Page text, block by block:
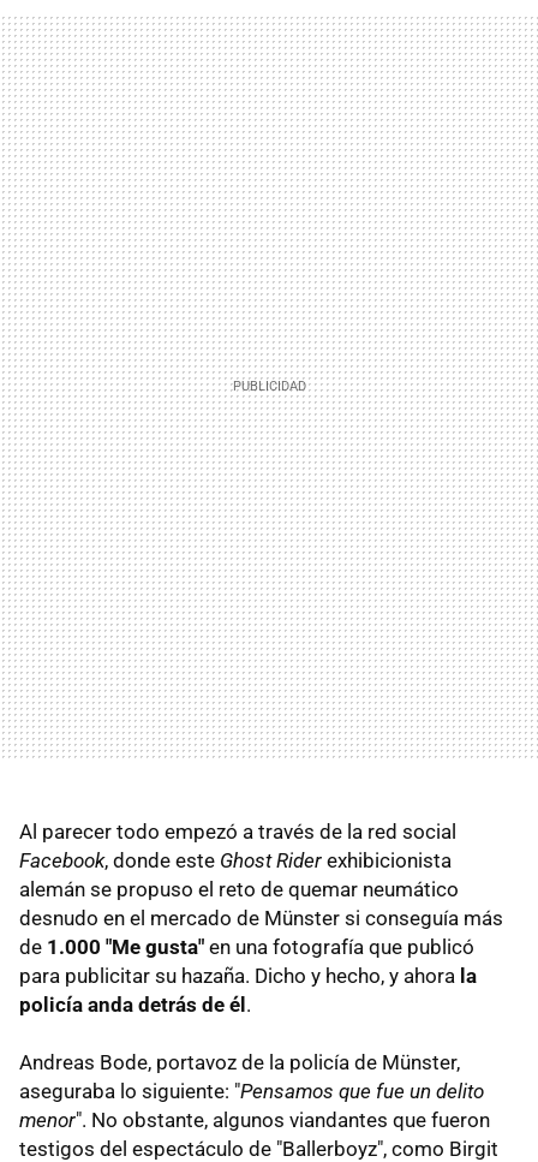
Al parecer todo empezó a través de la red social
Facebook, donde este Ghost Rider exhibicionista
alemán se propuso el reto de quemar neumático
desnudo en el mercado de Münster si conseguía más
de 1.000 "Me gusta" en una fotografía que publicó
para publicitar su hazaña. Dicho y hecho, y ahora la
policía anda detrás de él.
Andreas Bode, portavoz de la policía de Münster,
aseguraba lo siguiente: "Pensamos que fue un delito
menor". No obstante, algunos viandantes que fueron
testigos del espectáculo de "Ballerboyz", como Birgit